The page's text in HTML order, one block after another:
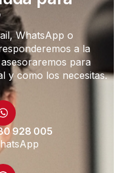
WhatsApp o
a la
para
y como los necesitas.
928 005